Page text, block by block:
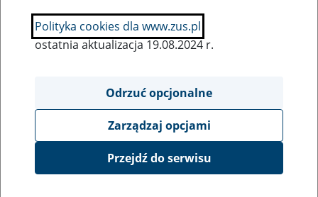
SZUKAJ
Ukryj wszystkie pozycje bazy
GG Bearing Components Spółka z
Polityka cookies dla www.zus.pl
ostatnia aktualizacja 19.08.2024 r.
Odrzuć opcjonalne
Zarządzaj opcjami
Przejdź do serwisu